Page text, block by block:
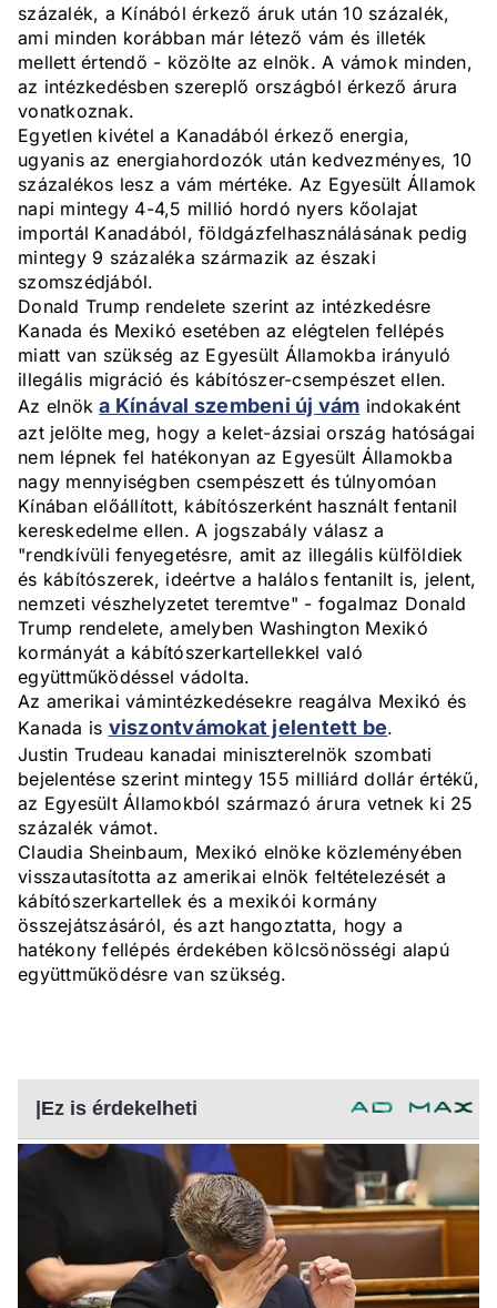
százalék, a Kínából érkező áruk után 10 százalék,
ami minden korábban már létező vám és illeték
mellett értendő - közölte az elnök. A vámok minden,
az intézkedésben szereplő országból érkező árura
vonatkoznak.
Egyetlen kivétel a Kanadából érkező energia,
ugyanis az energiahordozók után kedvezményes, 10
százalékos lesz a vám mértéke. Az Egyesült Államok
napi mintegy 4-4,5 millió hordó nyers kőolajat
importál Kanadából, földgázfelhasználásának pedig
mintegy 9 százaléka származik az északi
szomszédjából.
Donald Trump rendelete szerint az intézkedésre
Kanada és Mexikó esetében az elégtelen fellépés
miatt van szükség az Egyesült Államokba irányuló
illegális migráció és kábítószer-csempészet ellen.
Az elnöka Kínával szembeni új vám indokaként
azt jelölte meg, hogy a kelet-ázsiai ország hatóságai
nem lépnek fel hatékonyan az Egyesült Államokba
nagy mennyiségben csempészett és túlnyomóan
Kínában előállított, kábítószerként használt fentanil
kereskedelme ellen. A jogszabály válasz a
"rendkívüli fenyegetésre, amit az illegális külföldiek
és kábítószerek, ideértve a halálos fentanilt is, jelent,
nemzeti vészhelyzetet teremtve" - fogalmaz Donald
Trump rendelete, amelyben Washington Mexikó
kormányát a kábítószerkartellekkel való
együttműködéssel vádolta.
Az amerikai vámintézkedésekre reagálva Mexikó és
Kanada is viszontvámokat jelentett be.
Justin Trudeau kanadai miniszterelnök szombati
bejelentése szerint mintegy 155 milliárd dollár értékű,
az Egyesült Államokból származó árura vetnek ki 25
százalék vámot.
Claudia Sheinbaum, Mexikó elnöke közleményében
visszautasította az amerikai elnök feltételezését a
kábítószerkartellek és a mexikói kormány
összejátszásáról, és azt hangoztatta, hogy a
hatékony fellépés érdekében kölcsönösségi alapú
együttműködésre van szükség.